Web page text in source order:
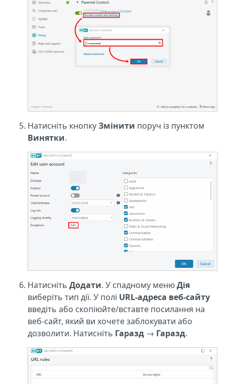
Натисніть кнопкуЗмінити поруч із пунктом
Винятки.
Натисніть Додати. У спадному менюДія
виберіть тип дії. У полі URL-адреса веб-сайту
введіть або скопіюйте/вставте посилання на
веб-сайт, який ви хочете заблокувати або
дозволити. Натисніть Гаразд → Гаразд.